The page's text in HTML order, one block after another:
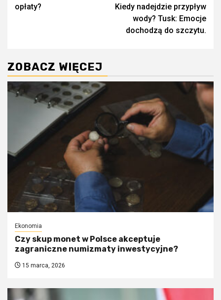
opłaty?
Kiedy nadejdzie przypływ
wody? Tusk: Emocje
dochodzą do szczytu.
ZOBACZ WIĘCEJ
Ekonomia
Czy skup monet w Polsce akceptuje
zagraniczne numizmaty inwestycyjne?
15 marca, 2026